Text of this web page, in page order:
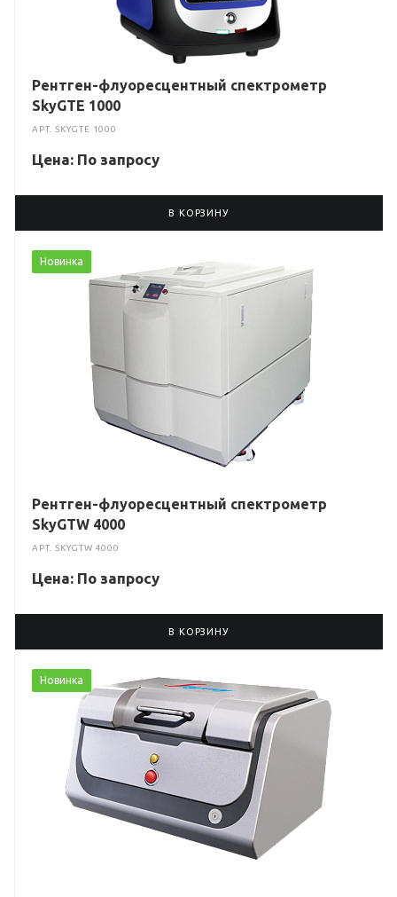
Рентген-флуоресцентный спектрометр
SkyGTE 1000
АРТ.SKYGTE 1000
Цена: По запросу
В КОРЗИНУ
Новинка
Рентген-флуоресцентный спектрометр
SkyGTW 4000
АРТ.SKYGTW 4000
Цена: По запросу
В КОРЗИНУ
Новинка